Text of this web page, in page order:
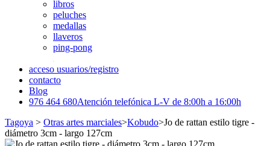
libros
peluches
medallas
llaveros
ping-pong
acceso usuarios/registro
contacto
Blog
976 464 680Atención telefónica L-V de 8:00h a 16:00h
Tagoya > Otras artes marciales>Kobudo>Jo de rattan estilo tigre -
diámetro 3cm - largo 127cm